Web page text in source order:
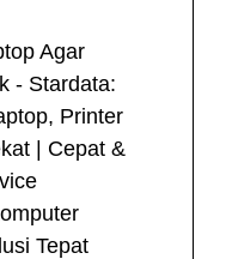
Agar
- Stardata:
Printer
| Cepat &
Tepat